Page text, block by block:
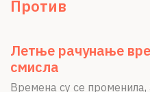
Против
Летње рачунање
смисла
Времена су се